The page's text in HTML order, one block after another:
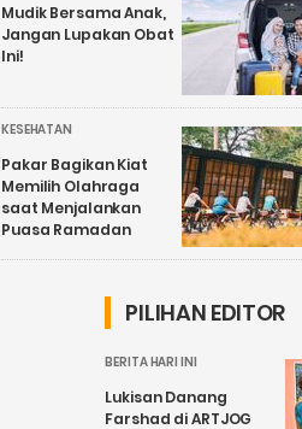
Mudik Bersama Anak,
Jangan Lupakan Obat
Ini!
KESEHATAN
Pakar Bagikan Kiat
Memilih Olahraga
saat Menjalankan
Puasa Ramadan
PILIHAN EDITOR
BERITA HARI INI
Lukisan Danang
Farshad di ARTJOG